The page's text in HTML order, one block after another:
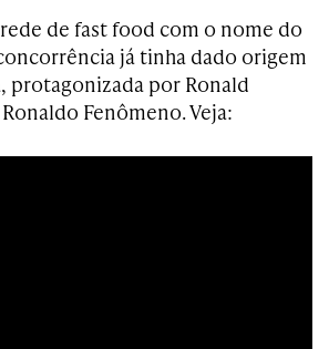
de fast food com o nome do
já tinha dado origem
protagonizada por Ronald
Fenômeno. Veja: